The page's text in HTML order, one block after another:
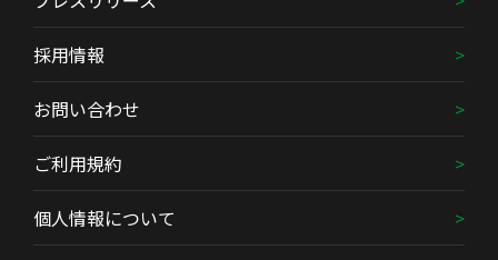
採用情報
お問い合わせ
ご利用規約
個人情報について